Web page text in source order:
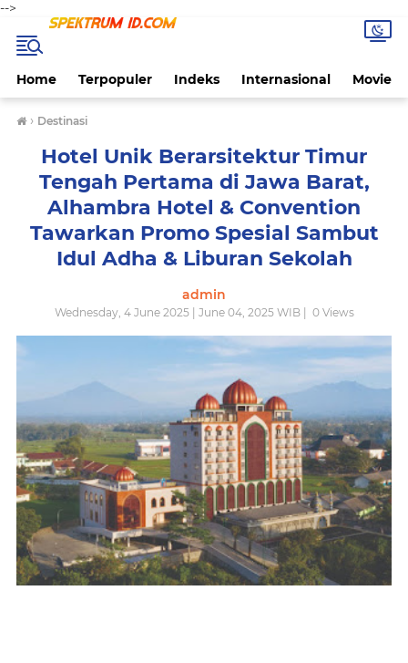
-->
Home Terpopuler Indeks Internasional Movie
› Destinasi
Hotel Unik Berarsitektur Timur
Tengah Pertama di Jawa Barat,
Alhambra Hotel & Convention
Tawarkan Promo Spesial Sambut
Idul Adha & Liburan Sekolah
admin
Wednesday, 4 June 2025 | June 04, 2025 WIB | 0Views